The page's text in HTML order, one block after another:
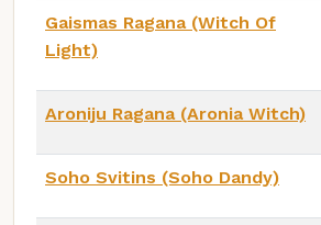
Gaismas Ragana (Witch Of
Light)
Aroniju Ragana (Aronia Witch)
Soho Svitins (Soho Dandy)